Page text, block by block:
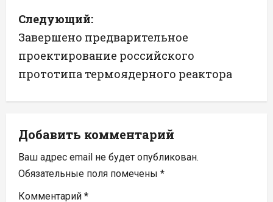
г
а
ц
и
я
п
о
Следующий:
Завершено предварительное
проектирование российского
прототипа термоядерного реактора
Добавить комментарий
Ваш адрес email не будет опубликован.
Обязательные поля помечены *
Комментарий *